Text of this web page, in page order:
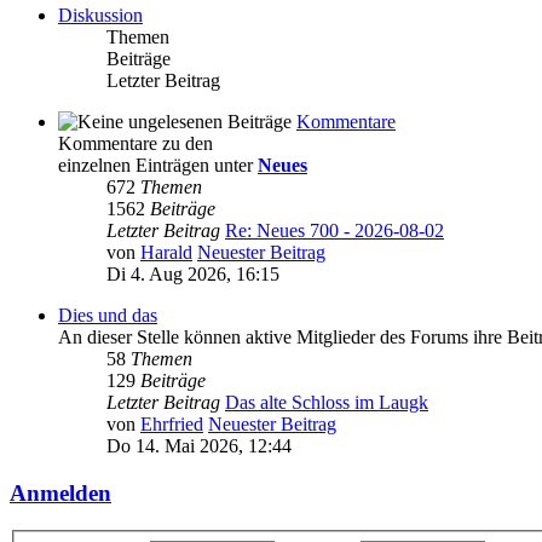
Diskussion
Themen
Beiträge
Letzter Beitrag
Kommentare
Kommentare zu den
einzelnen Einträgen unterNeues
672 Themen
1562 Beiträge
Letzter Beitrag Re: Neues 700 - 2026-08-02
von Harald Neuester Beitrag
Di 4. Aug 2026, 16:15
Dies und das
An dieser Stelle können aktive Mitglieder des Forums ihre
58 Themen
129 Beiträge
Letzter Beitrag Das alte Schloss im Laugk
von Ehrfried Neuester Beitrag
Do 14. Mai 2026, 12:44
Anmelden